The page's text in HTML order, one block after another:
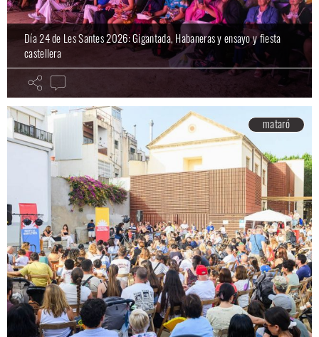
Día 24 de Les Santes 2026: Gigantada, Habaneras y ensayo y fiesta
castellera
mataró